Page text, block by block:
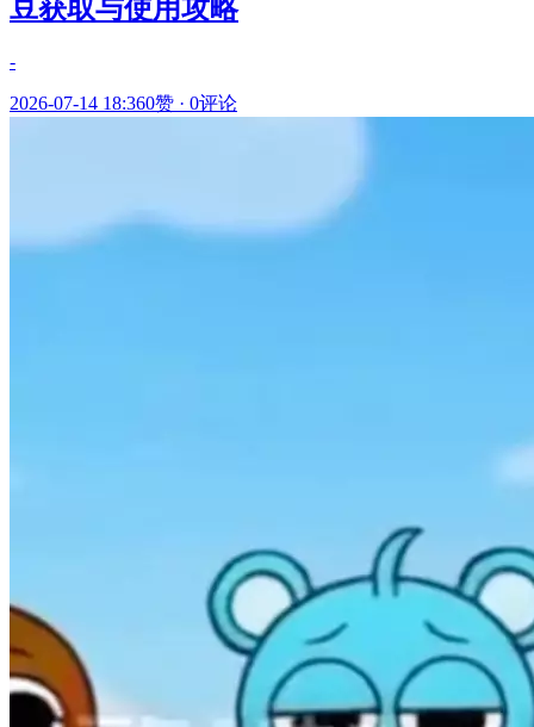
豆获取与使用攻略
-
2026-07-14 18:360赞 · 0评论